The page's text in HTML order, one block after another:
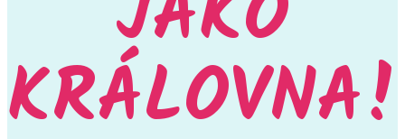
KRÁLOVNA!